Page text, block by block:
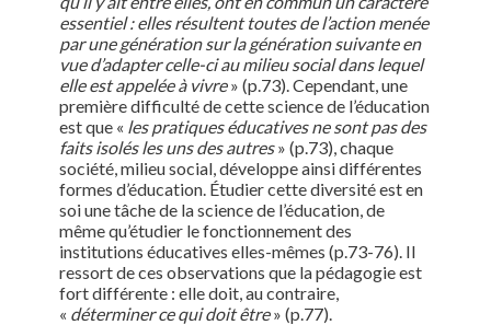
essentiel : elles résultent toutes de l’action menée
par une génération sur la génération suivante en
vue d’adapter celle-ci au milieu social dans lequel
elle est appelée à vivre» (p.73). Cependant, une
première difficulté de cette science de l’éducation
est que « les pratiques éducatives ne sont pas des
faits isolés les uns des autres» (p.73), chaque
société, milieu social, développe ainsi différentes
formes d’éducation. Étudier cette diversité est en
soi une tâche de la science de l’éducation, de
même qu’étudier le fonctionnement des
institutions éducatives elles-mêmes (p.73-76). Il
ressort de ces observations que la pédagogie est
fort différente : elle doit, au contraire,
« déterminer ce qui doit être» (p.77).